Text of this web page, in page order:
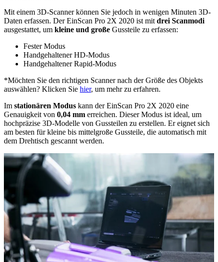
Mit einem 3D-Scanner können Sie jedoch in wenigen Minuten 3D-
Daten erfassen. Der EinScan Pro 2X 2020 ist mit drei Scanmodi
ausgestattet, um kleine und große Gussteile zu erfassen:
Fester Modus
Handgehaltener HD-Modus
Handgehaltener Rapid-Modus
*Möchten Sie den richtigen Scanner nach der Größe des Objekts
auswählen? Klicken Sie hier, um mehr zu erfahren.
Im stationären Modus kann der EinScan Pro 2X 2020 eine
Genauigkeit von 0,04 mm erreichen. Dieser Modus ist ideal, um
hochpräzise 3D-Modelle von Gussteilen zu erstellen. Er eignet sich
am besten für kleine bis mittelgroße Gussteile, die automatisch mit
dem Drehtisch gescannt werden.